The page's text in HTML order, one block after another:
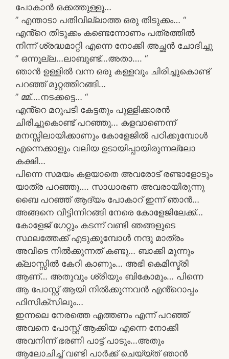
പോകാൻ ഒക്കത്തുള്ളൂ…
” എന്താടാ പതിവില്ലാത്ത ഒരു തിടുക്കം… “
എൻ്റെ തിടുക്കം കണ്ടെന്നോണം പത്രത്തിൽ
നിന്ന് ശ്രദ്ധമാറ്റി എന്നെ നോക്കി അച്ഛൻ ചോദിച്ചു
” ഒന്നൂല്ല…ലാബുണ്ട്…അതാ…. “
ഞാൻ ഉള്ളിൽ വന്ന ഒരു കള്ളവും ചിരിച്ചുകൊണ്ട്
പറഞ്ഞ് മുറ്റത്തിറങ്ങി…
” മ്മ്….നടക്കട്ടെ… “
എൻ്റെ മറുപടി കേട്ടതും പുള്ളിക്കാരൻ
ചിരിച്ചുകൊണ്ട് പറഞ്ഞു… കളവാണെന്ന്
മനസ്സിലായിക്കാണും കോളേജിൽ പഠിക്കുമ്പോൾ
എന്നെക്കാളും വലിയ ഉടായിപ്പായിരുന്നല്ലോ
കക്ഷി…
പിന്നെ സമയം കളയാതെ അവരോട് രണ്ടാളോടും
യാത്ര പറഞ്ഞു…. സാധാരണ അവരായിരുന്നു
ബൈ പറഞ്ഞ് ആദ്യം പോകാറ് ഇന്ന് ഞാൻ…
അങ്ങനെ വീട്ടിന്നിറങ്ങി നേരെ കോളേജിലേക്ക്…
കോളേജ് ഗേറ്റും കടന്ന് വണ്ടി ഞങ്ങളുടെ
സ്ഥലത്തേക്ക് എടുക്കുമ്പോൾ നന്ദു മാത്രം
അവിടെ നിൽക്കുന്നത് കണ്ടു… ബാക്കി മൂന്നും
ക്ലാസ്സിൽ കേറി കാണും… അഭി കെമിസ്ട്രി
ആണ്… അതുവും ശ്രീയും ബികോമും… പിന്നെ
ആ പോസ്റ്റ് ആയി നിൽക്കുന്നവൻ എൻ്റൊപ്പം
ഫിസിക്സിലും…
ഇന്നലെ നേരത്തെ എത്തണം എന്ന് പറഞ്ഞ്
അവനെ പോസ്റ്റ് ആക്കിയ എന്നെ നോക്കി
അവനിന്ന് ഭരണി പാട്ട് പാടും…അതും
ആലോചിച്ച് വണ്ടി പാർക്ക് ചെയ്യ്ത് ഞാൻ